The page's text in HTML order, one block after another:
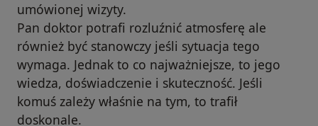
umówionej wizyty.
Pan doktor potrafi rozluźnić atmosferę ale
również być stanowczy jeśli sytuacja tego
wymaga. Jednak to co najważniejsze, to jego
wiedza, doświadczenie i skuteczność. Jeśli
komuś zależy właśnie na tym, to trafił
doskonale.